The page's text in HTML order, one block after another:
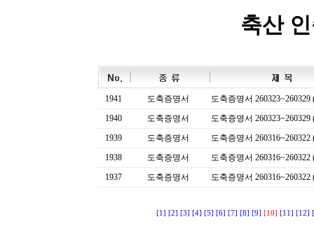
축산
1941 도축증명서
도축증명서 260323~260329
1940
도축증명서
도축증명서 260323~260329
1939
도축증명서
도축증명서 260316~260322
1938
도축증명서
도축증명서 260316~260322
1937
도축증명서 도축증명서 260316~260322
[1] [2] [3] [4] [5] [6] [7] [8] [9] [10] [11] [12]